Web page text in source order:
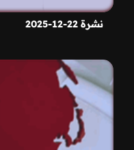
نشرة 22-12-2025